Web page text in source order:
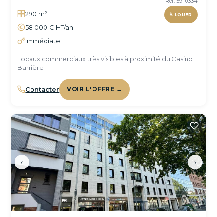
À LOUER
290 m²
58 000 € HT/an
Immédiate
Locaux commerciaux très visibles à proximité du Casino
Barrière !
Contacter VOIR L'OFFRE →
‹ ›